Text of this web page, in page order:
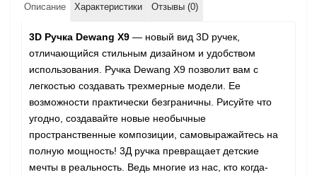
Описание Характеристики Отзывы (0)
3D Ручка Dewang X9 — новый вид 3D ручек,
отличающийся стильным дизайном и удобством
использования. Ручка Dewang X9 позволит вам с
легкостью создавать трехмерные модели. Ее
возможности практически безграничны. Рисуйте что
угодно, создавайте новые необычные
пространственные композиции, самовыражайтесь на
полную мощность! 3Д ручка превращает детские
мечты в реальность. Ведь многие из нас, кто когда-